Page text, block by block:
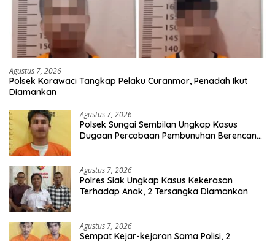
Agustus 7, 2026
Polsek Karawaci Tangkap Pelaku Curanmor, Penadah Ikut
Diamankan
Agustus 7, 2026
Polsek Sungai Sembilan Ungkap Kasus
Dugaan Percobaan Pembunuhan Berencana,
Agustus 7, 2026
Polres Siak Ungkap Kasus Kekerasan
Terhadap Anak, 2 Tersangka Diamankan
Agustus 7, 2026
Sempat Kejar-kejaran Sama Polisi, 2